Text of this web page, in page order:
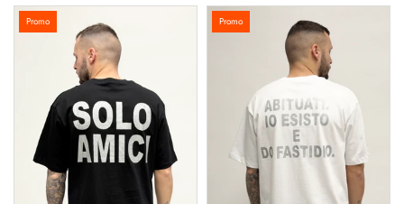
Promo Promo